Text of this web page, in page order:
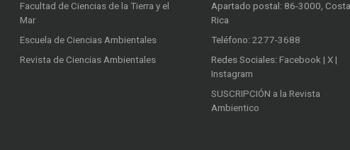
Facultad de Ciencias de la Tierra y el
Mar
Escuela de Ciencias Ambientales
Revista de Ciencias Ambientales
Apartado postal: 86-3000, Costa
Rica
Teléfono: 2277-3688
Redes Sociales: Facebook | X |
Instagram
SUSCRIPCIÓN a la Revista
Ambientico